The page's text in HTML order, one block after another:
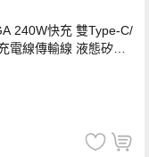
240W快充 雙Type-C/
電線傳輸線 液態矽膠
筆電